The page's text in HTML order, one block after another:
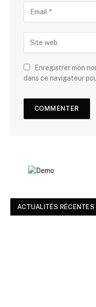
Enregistrer mon
dans ce navigateur
ACTUALITÉS RÉCENTES